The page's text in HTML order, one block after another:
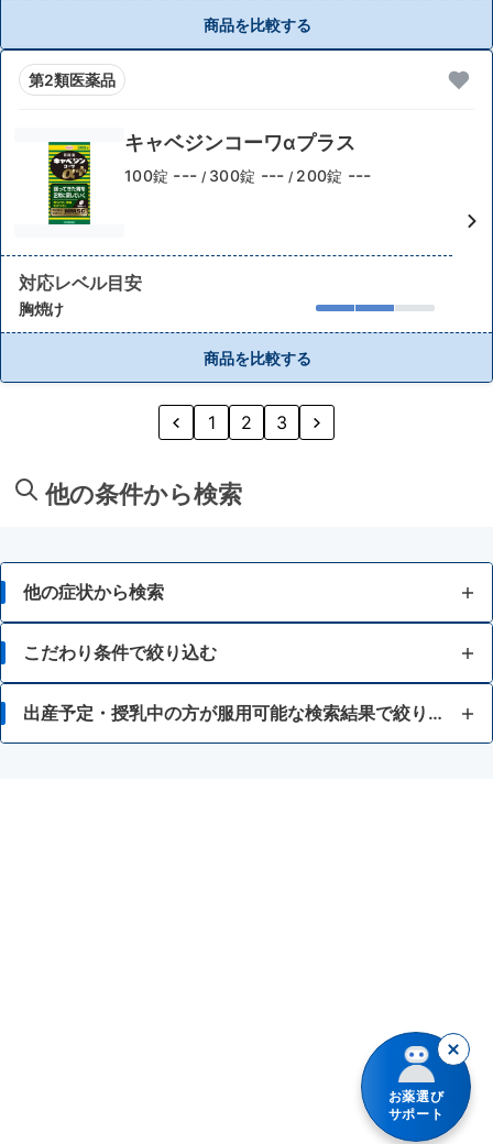
商品を比較する
第2類医薬品
キャベジンコーワαプラス
100錠 --- / 300錠 --- / 200錠 ---
対応レベル目安
胸焼け
商品を比較する
1 2 3
他の条件から検索
他の症状から検索
胃痛
はきけ・むかつき
胃もたれ・胃部不快感
こだわり条件で絞り込む
15歳未満 出産予定・授乳中の方が服用可能な検索結果で絞り込む
お薬選び
サポート